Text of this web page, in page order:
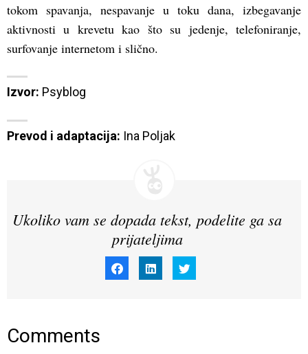
tokom spavanja, nespavanje u toku dana, izbegavanje
aktivnosti u krevetu kao što su jedenje, telefoniranje,
surfovanje internetom i slično.
Izvor: Psyblog
Prevod i adaptacija: Ina Poljak
Ukoliko vam se dopada tekst, podelite ga sa
prijateljima
share share share
Comments